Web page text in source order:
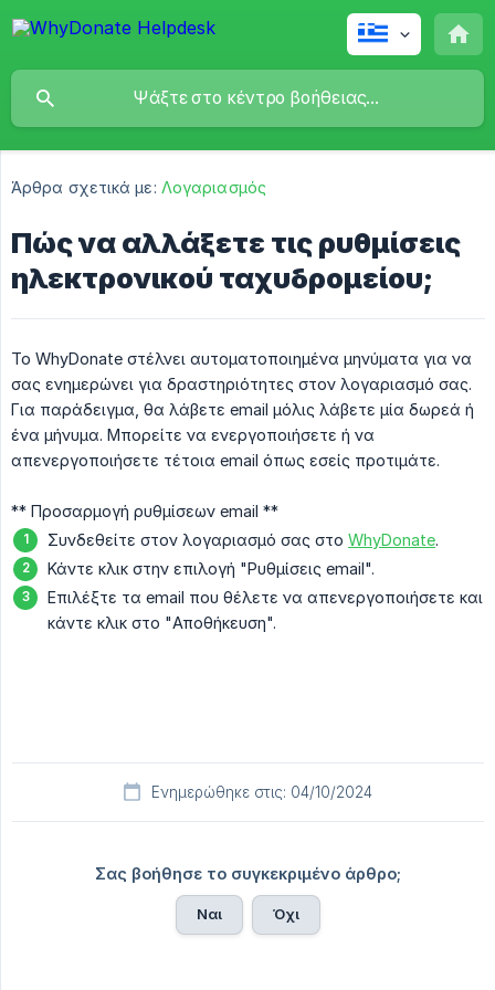
Άρθρα σχετικά με: Λογαριασμός
Πώς να αλλάξετε τις ρυθμίσεις
ηλεκτρονικού ταχυδρομείου;
Το WhyDonate στέλνει αυτοματοποιημένα μηνύματα για να
σας ενημερώνει για δραστηριότητες στον λογαριασμό σας.
Για παράδειγμα, θα λάβετε email μόλις λάβετε μία δωρεά ή
ένα μήνυμα. Μπορείτε να ενεργοποιήσετε ή να
απενεργοποιήσετε τέτοια email όπως εσείς προτιμάτε.
** Προσαρμογή ρυθμίσεων email **
Συνδεθείτε στον λογαριασμό σας στο WhyDonate.
Κάντε κλικ στην επιλογή "Ρυθμίσεις email".
Επιλέξτε τα email που θέλετε να απενεργοποιήσετε και
κάντε κλικ στο "Αποθήκευση".
Ενημερώθηκε στις: 04/10/2024
Σας βοήθησε το συγκεκριμένο άρθρο;
Ναι Όχι